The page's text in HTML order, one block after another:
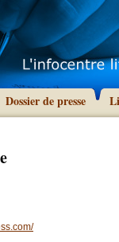
Dossier de presse